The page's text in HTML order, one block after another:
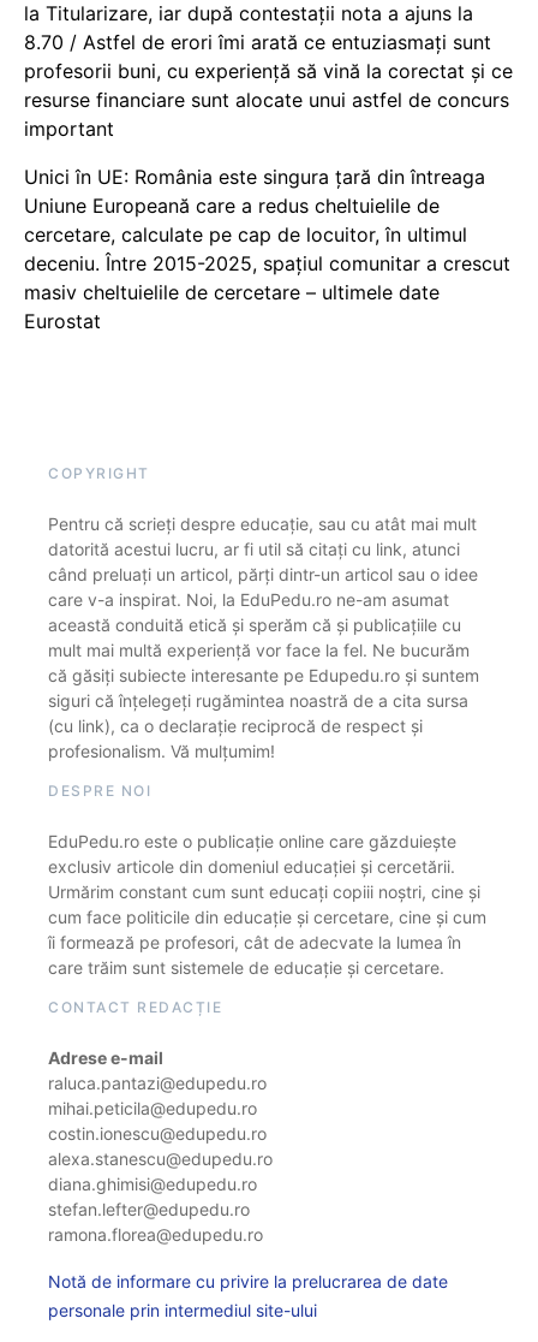
la Titularizare, iar după contestații nota a ajuns la
8.70 / Astfel de erori îmi arată ce entuziasmați sunt
profesorii buni, cu experiență să vină la corectat și ce
resurse financiare sunt alocate unui astfel de concurs
important
Unici în UE: România este singura țară din întreaga
Uniune Europeană care a redus cheltuielile de
cercetare, calculate pe cap de locuitor, în ultimul
deceniu. Între 2015-2025, spațiul comunitar a crescut
masiv cheltuielile de cercetare – ultimele date
Eurostat
COPYRIGHT
Pentru că scrieți despre educație, sau cu atât mai mult
datorită acestui lucru, ar fi util să citați cu link, atunci
când preluați un articol, părți dintr-un articol sau o idee
care v-a inspirat. Noi, la EduPedu.ro ne-am asumat
această conduită etică și sperăm că și publicațiile cu
mult mai multă experiență vor face la fel. Ne bucurăm
că găsiți subiecte interesante pe Edupedu.ro și suntem
siguri că înțelegeți rugămintea noastră de a cita sursa
(cu link), ca o declarație reciprocă de respect și
profesionalism. Vă mulțumim!
DESPRE NOI
EduPedu.ro este o publicație online care găzduiește
exclusiv articole din domeniul educației și cercetării.
Urmărim constant cum sunt educați copiii noștri, cine și
cum face politicile din educație și cercetare, cine și cum
îi formează pe profesori, cât de adecvate la lumea în
care trăim sunt sistemele de educație și cercetare.
CONTACT REDACȚIE
Adrese e-mail
raluca.pantazi@edupedu.ro
mihai.peticila@edupedu.ro
costin.ionescu@edupedu.ro
alexa.stanescu@edupedu.ro
diana.ghimisi@edupedu.ro
stefan.lefter@edupedu.ro
ramona.florea@edupedu.ro
Notă de informare cu privire la prelucrarea de date
personale prin intermediul site-ului